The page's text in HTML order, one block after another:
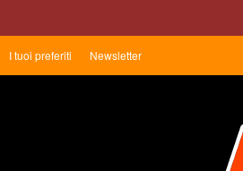
I tuoi preferiti Newsletter